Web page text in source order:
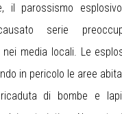
il parossismo
serie
nei media locali. Le
in pericolo le aree
di bombe e